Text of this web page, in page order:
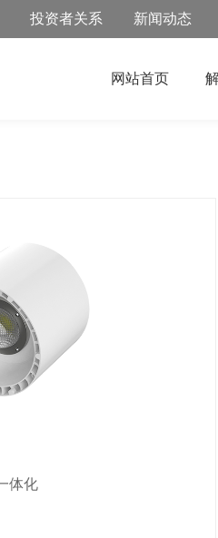
投资者关系 新闻动态
网站首页
体化